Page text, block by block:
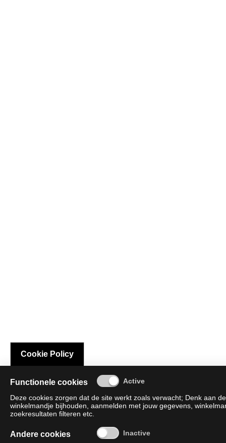
Cookie Policy
Functionele cookies
Deze cookies zorgen dat de site werkt zoals verwacht; Denk aan
winkelmandje bijhouden, aanmelden met jouw gegevens,
zoekresultaten filteren etc.
Andere cookies